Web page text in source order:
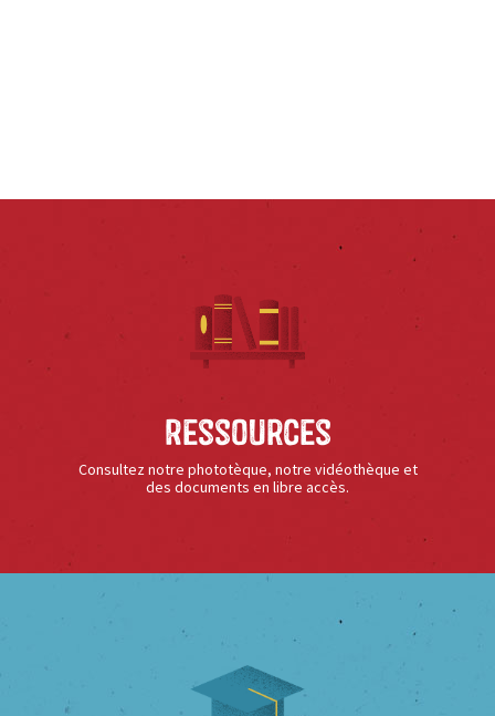
Ressources
Consultez notre phototèque, notre vidéothèque et
des documents en libre accès.